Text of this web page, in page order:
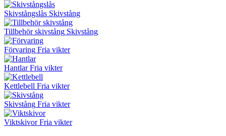
Skivstångslås Skivstång
Tillbehör skivstång Skivstång
Förvaring Fria vikter
Hantlar Fria vikter
Kettlebell Fria vikter
Skivstång Fria vikter
Viktskivor Fria vikter